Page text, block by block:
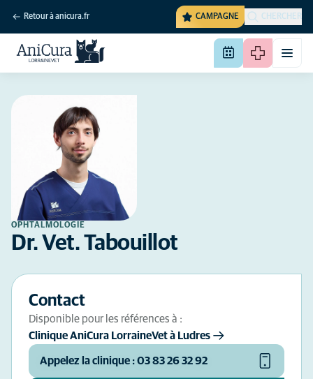
Retour à anicura.fr CAMPAGNE CHERCHER
OPHTALMOLOGIE
Dr. Vet. Tabouillot
Contact
Disponible pour les références à :
Clinique AniCura LorraineVet à Ludres
Appelez la clinique : 03 83 26 32 92